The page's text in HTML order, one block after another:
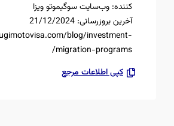
کپی اطلاعات مرجع
کننده: وب‌سایت سوگیموتو ویزا
آخرین بروزرسانی: 21/12/2024
blog/investment-
migration-programs/